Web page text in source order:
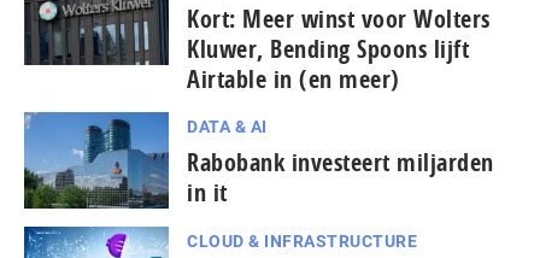
Kort: Meer winst voor Wolters
Kluwer, Bending Spoons lijft
Airtable in (en meer)
DATA & AI
Rabobank investeert miljarden
in it
CLOUD & INFRASTRUCTURE